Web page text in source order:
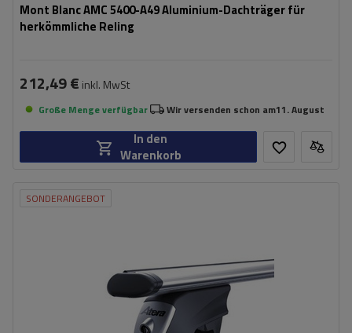
Mont Blanc AMC 5400-A49 Aluminium-Dachträger für
herkömmliche Reling
212,49 € inkl. MwSt
Große Menge verfügbar Wir versenden schon am11. August
In den
Warenkorb
SONDERANGEBOT